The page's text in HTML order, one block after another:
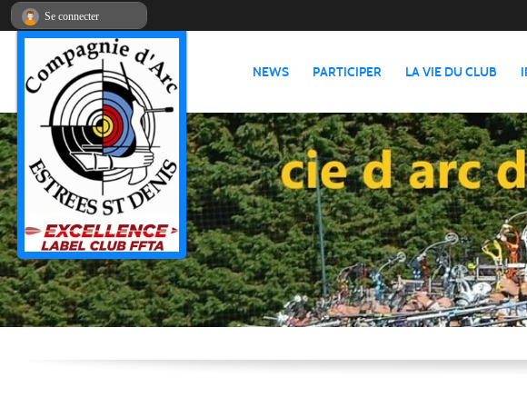
NEWS PARTICIPER LA VIE DU CLUB
Se connecter
Panneau de gestion des cookies